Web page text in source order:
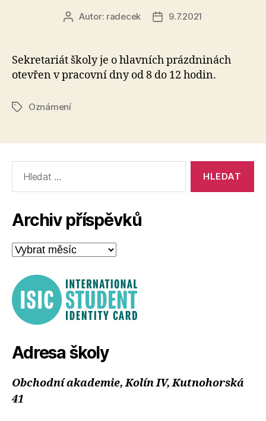
AutorAutor: radecek
Datum
9.7.2021
Sekretariát školy je o hlavních prázdninách
otevřen v pracovní dny od 8 do 12 hodin.
ŠtítkyOznámení
vyhledávání:
Archiv příspěvků
Archiv
příspěvků
Adresa školy
Obchodní akademie, Kolín IV, Kutnohorská
41